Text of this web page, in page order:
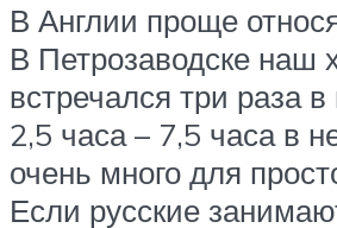
В Англии проще
В Петрозаводске наш
встречался три раза
2,5 часа – 7,5 часа в
очень много для
Если русские